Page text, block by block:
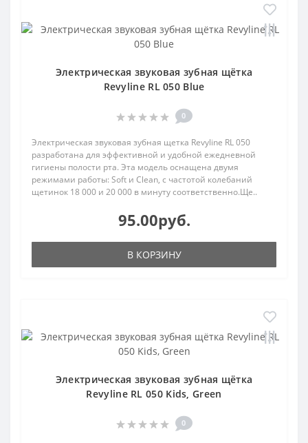
Электрическая звуковая зубная щётка
Revyline RL 050 Blue
0
Электрическая звуковая зубная щетка Revyline RL 050
разработана для эффективной и удобной ежедневной
гигиены полости рта. Эта модель оснащена двумя
режимами работы: Soft и Clean, с частотой колебаний
щетинок 18 000 и 20 000 в минуту соответственно.Ще..
95.00руб.
В КОРЗИНУ
Электрическая звуковая зубная щётка
Revyline RL 050 Kids, Green
0